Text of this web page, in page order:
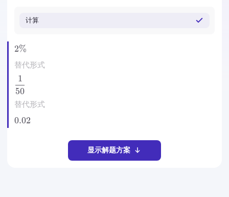
计算
2%
替代形式
50
1
替代形式
0.02
显示解题方案